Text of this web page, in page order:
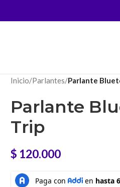
Inicio/Parlantes/Parlante
Parlante
Trip
$ 120.000